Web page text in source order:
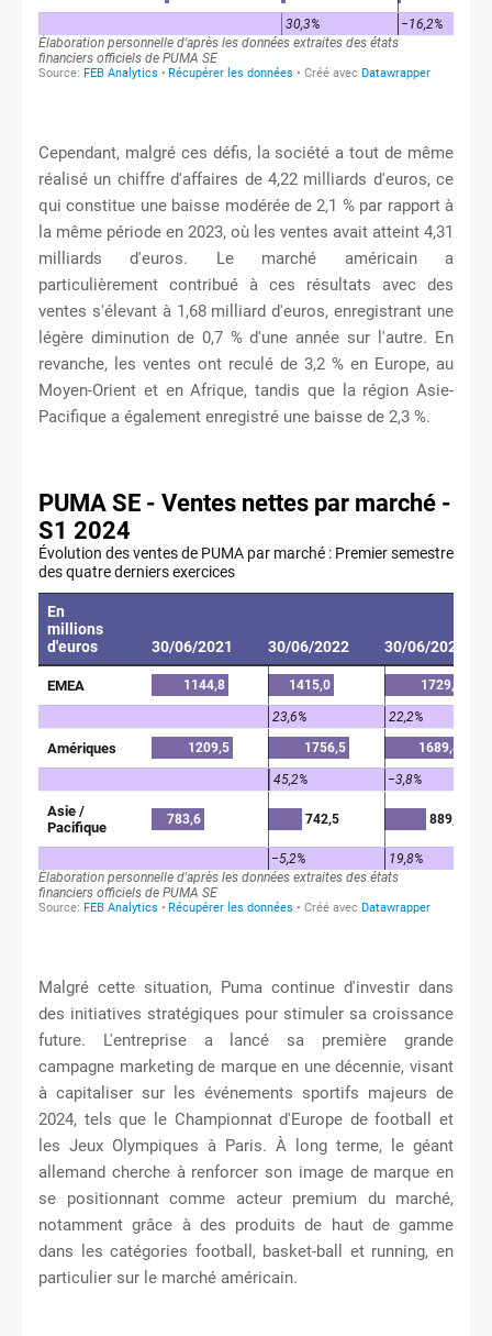
Cependant, malgré ces défis, la société a tout de même
réalisé un chiffre d'affaires de 4,22 milliards d'euros, ce
qui constitue une baisse modérée de 2,1 % par rapport à
la même période en 2023, où les ventes avait atteint 4,31
milliards d'euros. Le marché américain a
particulièrement contribué à ces résultats avec des
ventes s'élevant à 1,68 milliard d'euros, enregistrant une
légère diminution de 0,7 % d'une année sur l'autre. En
revanche, les ventes ont reculé de 3,2 % en Europe, au
Moyen-Orient et en Afrique, tandis que la région Asie-
Pacifique a également enregistré une baisse de 2,3 %.
Malgré cette situation, Puma continue d'investir dans
des initiatives stratégiques pour stimuler sa croissance
future. L'entreprise a lancé sa première grande
campagne marketing de marque en une décennie, visant
à capitaliser sur les événements sportifs majeurs de
2024, tels que le Championnat d'Europe de football et
les Jeux Olympiques à Paris. À long terme, le géant
allemand cherche à renforcer son image de marque en
se positionnant comme acteur premium du marché,
notamment grâce à des produits de haut de gamme
dans les catégories football, basket-ball et running, en
particulier sur le marché américain.